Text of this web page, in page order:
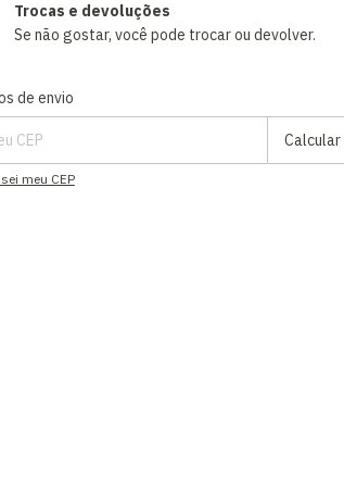
Trocas e devoluções
Se não gostar, você pode trocar ou devolver.
para o CEP:
de envio
Calcular
meu CEP